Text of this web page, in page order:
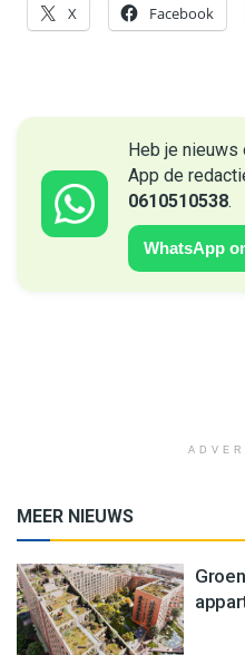
X Facebook
Heb je nieuws
App de
0610510538.
WhatsApp
MEER NIEUWS